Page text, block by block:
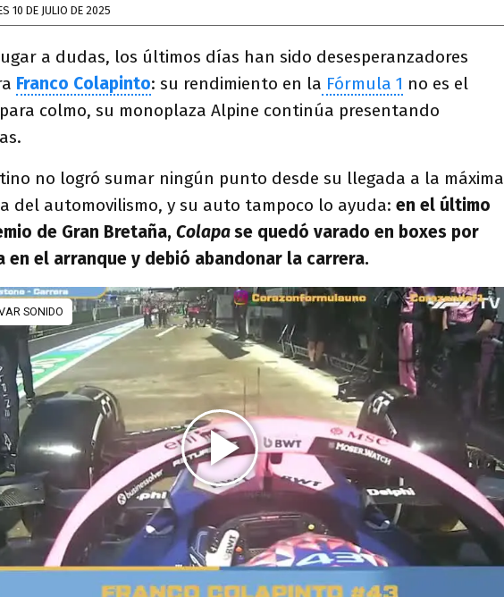
10 DE JULIO DE 2025
a dudas, los últimos días han sido desesperanzadores
Franco Colapinto: su rendimiento en la Fórmula 1 no es el
colmo, su monoplaza Alpine continúa presentando
no logró sumar ningún punto desde su llegada a la máxima
del automovilismo, y su auto tampoco lo ayuda: en el último
de Gran Bretaña, Colapase quedó varado en boxes por
en el arranque y debió abandonar la carrera.